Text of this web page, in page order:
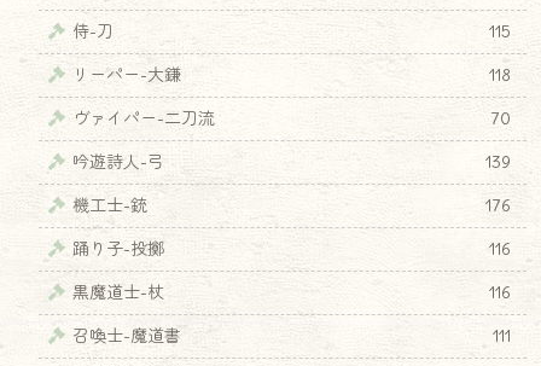
侍-刀
115
リーパー-大鎌
118
ヴァイパー-二刀流
70
吟遊詩人-弓
139
機工士-銃
176
踊り子-投擲
116
黒魔道士-杖
116
召喚士-魔道書
111